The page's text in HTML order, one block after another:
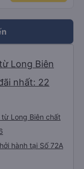
Long Biên
nhất: 22
Long Biên chất
hành tại Số 72A